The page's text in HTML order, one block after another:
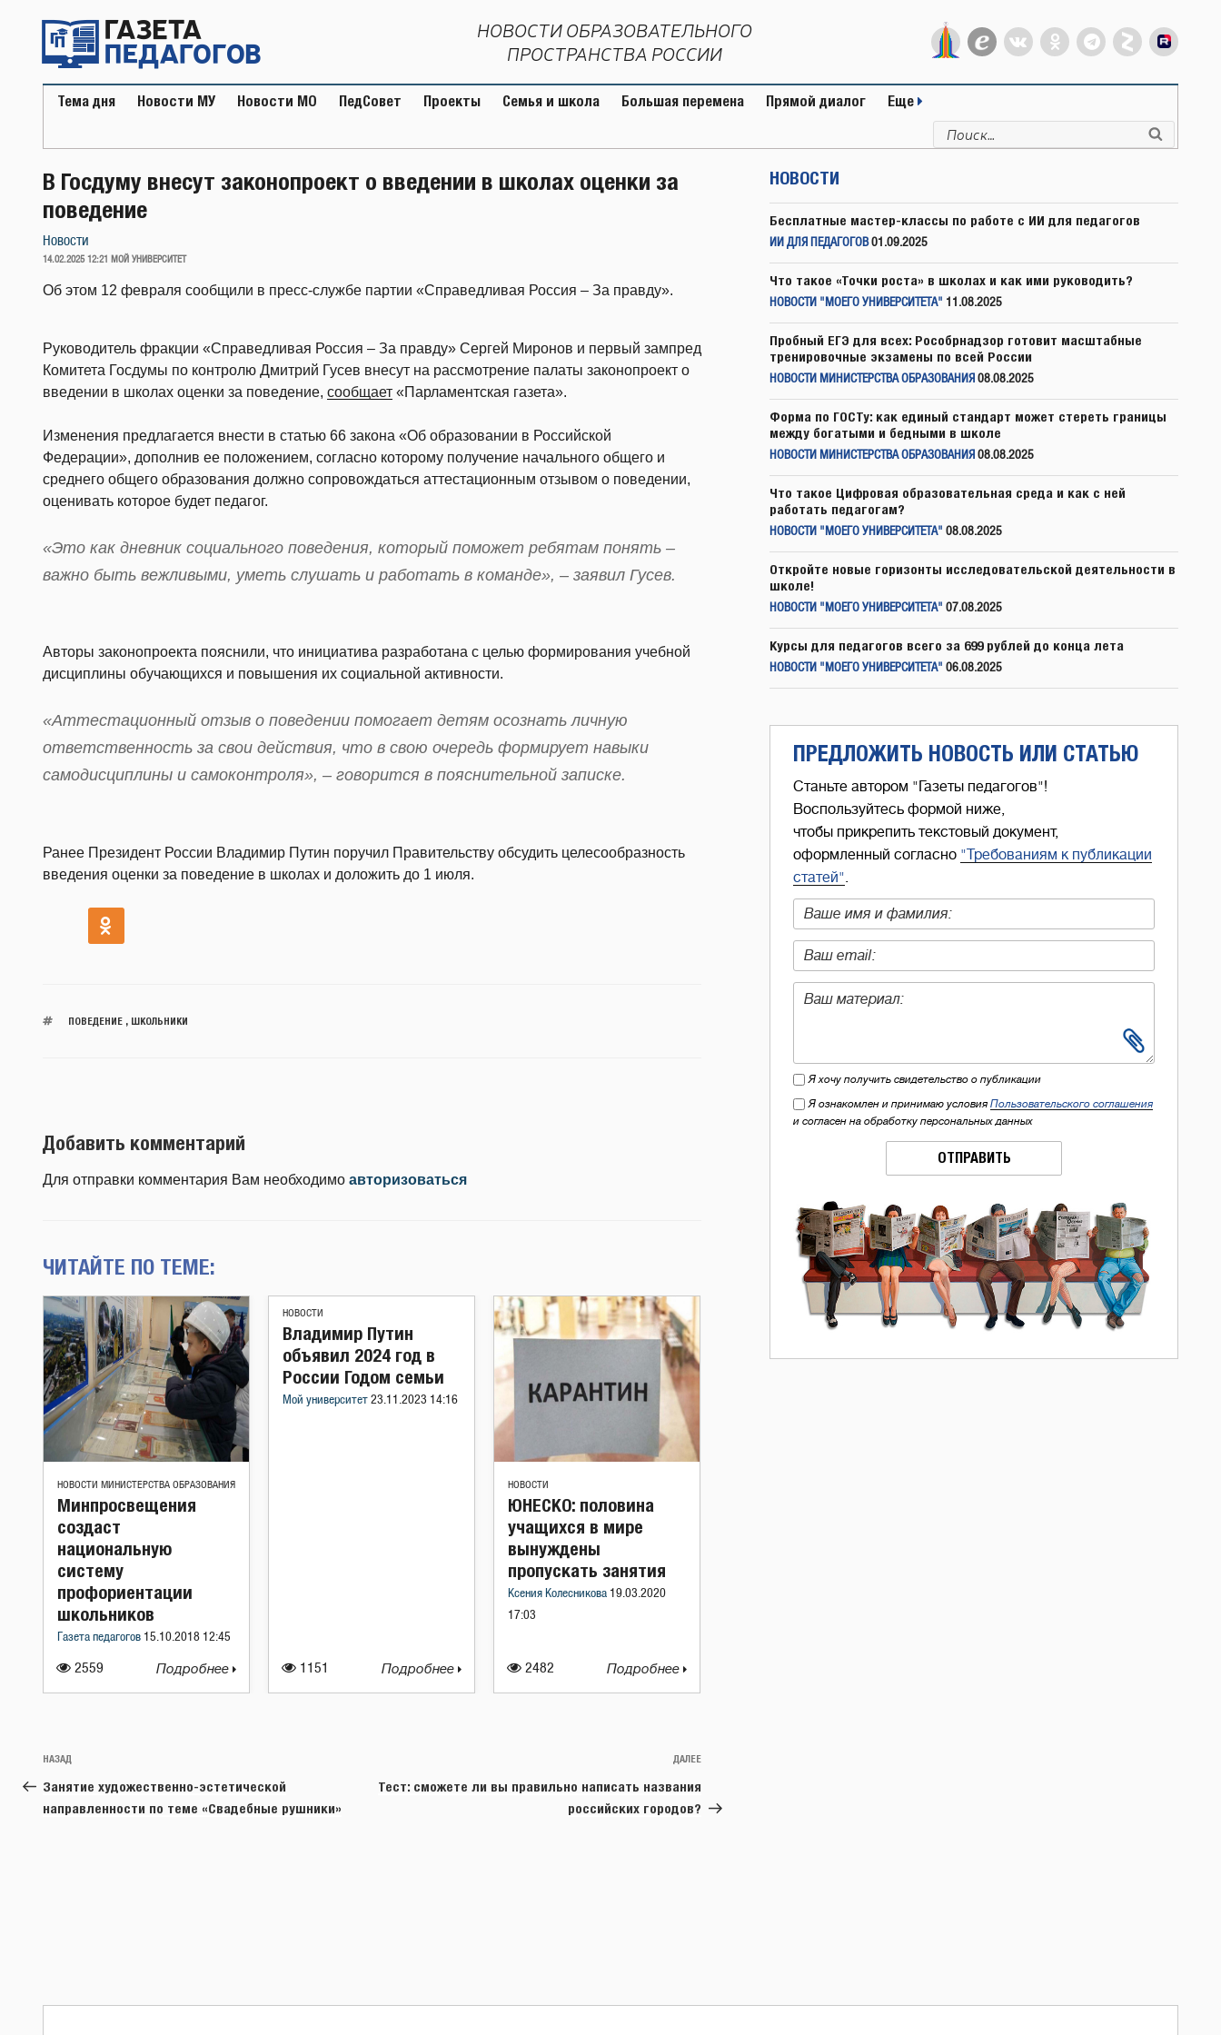
содержимому
НОВОСТИ ОБРАЗОВАТЕЛЬНОГО
ПРОСТРАНСТВА РОССИИ
Тема дня Новости МУ Новости МО ПедСовет Проекты Семья и школа Большая перемена Прямой диалог Еще
Искать:
В Госдуму внесут законопроект о введении в школах оценки за
поведение
Новости
ОПУБЛИКОВАНО
14.02.2025 12:21 МОЙ УНИВЕРСИТЕТ
Об этом 12 февраля сообщили в пресс-службе партии «Справедливая Россия – За правду».
Руководитель фракции «Справедливая Россия – За правду» Сергей Миронов и первый зампред
Комитета Госдумы по контролю Дмитрий Гусев внесут на рассмотрение палаты законопроект о
введении в школах оценки за поведение, сообщает «Парламентская газета».
Изменения предлагается внести в статью 66 закона «Об образовании в Российской
Федерации», дополнив ее положением, согласно которому получение начального общего и
среднего общего образования должно сопровождаться аттестационным отзывом о поведении,
оценивать которое будет педагог.
«Это как дневник социального поведения, который поможет ребятам понять –
важно быть вежливыми, уметь слушать и работать в команде», – заявил Гусев.
Авторы законопроекта пояснили, что инициатива разработана с целью формирования учебной
дисциплины обучающихся и повышения их социальной активности.
«Аттестационный отзыв о поведении помогает детям осознать личную
ответственность за свои действия, что в свою очередь формирует навыки
самодисциплины и самоконтроля», – говорится в пояснительной записке.
Ранее Президент России Владимир Путин поручил Правительству обсудить целесообразность
введения оценки за поведение в школах и доложить до 1 июля.
ПОВЕДЕНИЕ, ШКОЛЬНИКИ
Добавить комментарий
Для отправки комментария Вам необходимо авторизоваться
ЧИТАЙТЕ ПО ТЕМЕ:
НОВОСТИ МИНИСТЕРСТВА ОБРАЗОВАНИЯ
2559
Минпросвещения
создаст
национальную
систему
профориентации
школьников
Газета педагогов 15.10.2018 12:45
Подробнее
НОВОСТИ
1151
Владимир Путин
объявил 2024 год в
России Годом семьи
Мой университет 23.11.2023 14:16
Подробнее
НОВОСТИ
2482
ЮНЕСКО: половина
учащихся в мире
вынуждены
пропускать занятия
Ксения Колесникова 19.03.2020
17:03
Подробнее
Навигация
по
записям
Предыдущая
запись:
НАЗАД
Занятие художественно-эстетической
направленности по теме «Свадебные рушники»
Следующая
ДАЛЕЕ
Тест: сможете ли вы правильно написать названия
российских городов?
НОВОСТИ
Бесплатные мастер-классы по работе с ИИ для педагогов
ИИ ДЛЯ ПЕДАГОГОВ 01.09.2025
Что такое «Точки роста» в школах и как ими руководить?
НОВОСТИ "МОЕГО УНИВЕРСИТЕТА" 11.08.2025
Пробный ЕГЭ для всех: Рособрнадзор готовит масштабные
тренировочные экзамены по всей России
НОВОСТИ МИНИСТЕРСТВА ОБРАЗОВАНИЯ 08.08.2025
Форма по ГОСТу: как единый стандарт может стереть границы
между богатыми и бедными в школе
НОВОСТИ МИНИСТЕРСТВА ОБРАЗОВАНИЯ 08.08.2025
Что такое Цифровая образовательная среда и как с ней
работать педагогам?
НОВОСТИ "МОЕГО УНИВЕРСИТЕТА" 08.08.2025
Откройте новые горизонты исследовательской деятельности в
школе!
НОВОСТИ "МОЕГО УНИВЕРСИТЕТА" 07.08.2025
Курсы для педагогов всего за 699 рублей до конца лета
НОВОСТИ "МОЕГО УНИВЕРСИТЕТА" 06.08.2025
ПРЕДЛОЖИТЬ НОВОСТЬ ИЛИ СТАТЬЮ
Станьте автором "Газеты педагогов"!
Воспользуйтесь формой ниже,
чтобы прикрепить текстовый документ,
оформленный согласно "Требованиям к публикации
статей".
Я хочу получить свидетельство о публикации
Я ознакомлен и принимаю условия Пользовательского соглашения
и согласен на обработку персональных данных
ОТПРАВИТЬ